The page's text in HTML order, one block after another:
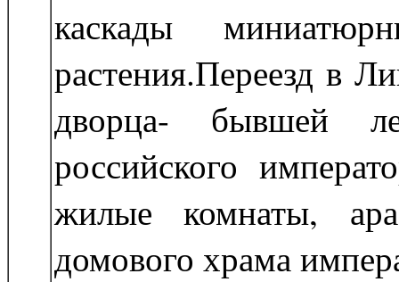
каскады
растения.Переезд в
дворца- бывшей
российского
жилые комнаты,
домового храма